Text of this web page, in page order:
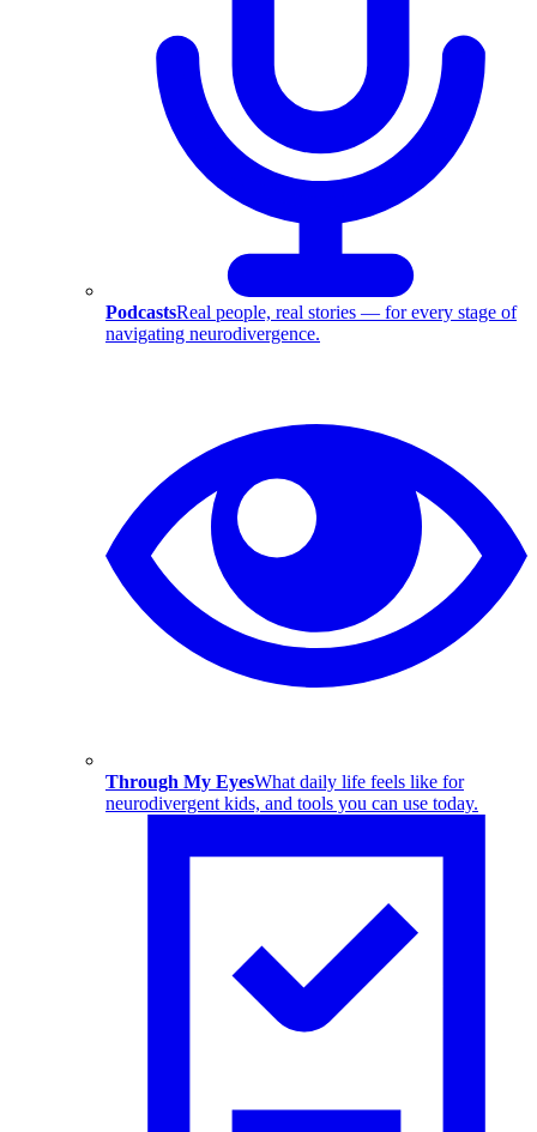
PodcastsReal people, real stories — for every stage of
navigating neurodivergence.
Through My EyesWhat daily life feels like for
neurodivergent kids, and tools you can use today.